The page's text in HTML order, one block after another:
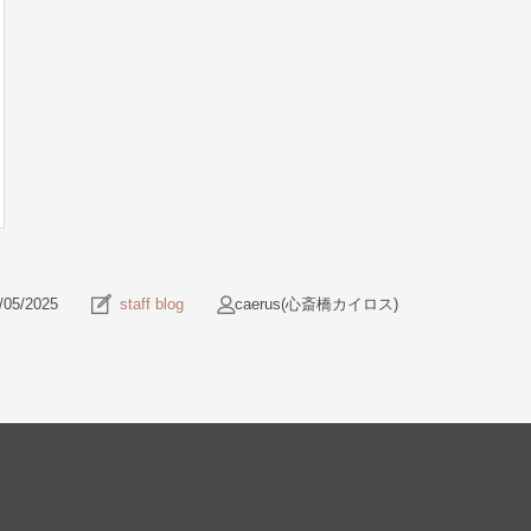
05/2025 staff blog caerus(心斎橋カイロス)